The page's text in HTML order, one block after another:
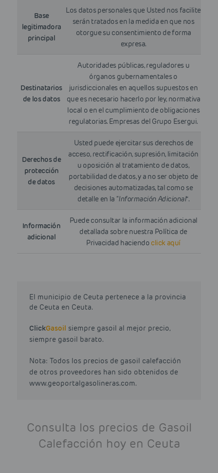
Base
legitimadora
principal
Los datos personales que Usted nos facilite
serán tratados en la medida en que nos
otorgue su consentimiento de forma
expresa.
Destinatarios
de los datos
Autoridades públicas, reguladores u
órganos gubernamentales o
jurisdiccionales en aquellos supuestos en
que es necesario hacerlo por ley, normativa
local o en el cumplimiento de obligaciones
regulatorias. Empresas del Grupo Esergui.
Derechos de
protección
de datos
Usted puede ejercitar sus derechos de
acceso, rectificación, supresión, limitación
u oposición al tratamiento de datos,
portabilidad de datos, y a no ser objeto de
decisiones automatizadas, tal como se
detalle en la “Información Adicional”.
Información
adicional
Puede consultar la información adicional
detallada sobre nuestra Política de
Privacidad haciendo click aquí
El municipio de Ceuta pertenece a la provincia
de Ceuta en Ceuta.
ClickGasoil siempre gasoil al mejor precio,
siempre gasoil barato.
Nota: Todos los precios de gasoil calefacción
de otros proveedores han sido obtenidos de
www.geoportalgasolineras.com.
Consulta los precios de Gasoil
Calefacción hoy en Ceuta